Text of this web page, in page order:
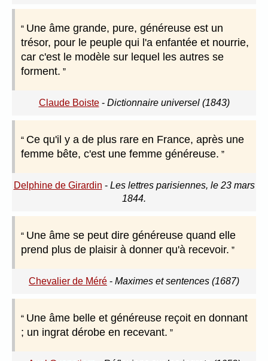
Une âme grande, pure, généreuse est un
trésor, pour le peuple qui l'a enfantée et nourrie,
car c'est le modèle sur lequel les autres se
forment.
Claude Boiste- Dictionnaire universel (1843)
Ce qu'il y a de plus rare en France, après une
femme bête, c'est une femme généreuse.
Delphine de Girardin - Les lettres parisiennes, le 23 mars
1844.
Une âme se peut dire généreuse quand elle
prend plus de plaisir à donner qu'à recevoir.
Chevalier de Méré - Maximes et sentences (1687)
Une âme belle et généreuse reçoit en donnant
; un ingrat dérobe en recevant.